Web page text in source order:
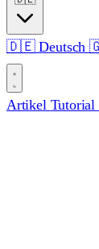
🇩🇪Deutsch
Artikel Tutorial